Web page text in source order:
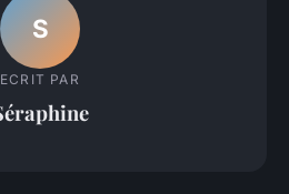
S
ECRIT PAR